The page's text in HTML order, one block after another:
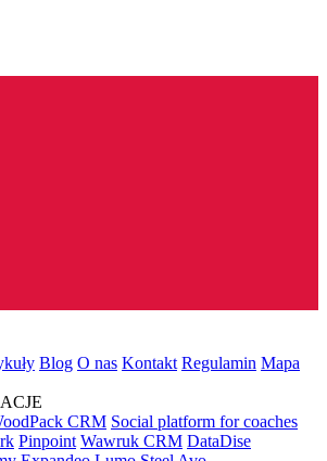
Blog O nas Kontakt Regulamin Mapa
CRM Social platform for coaches
Pinpoint Wawruk CRM DataDise